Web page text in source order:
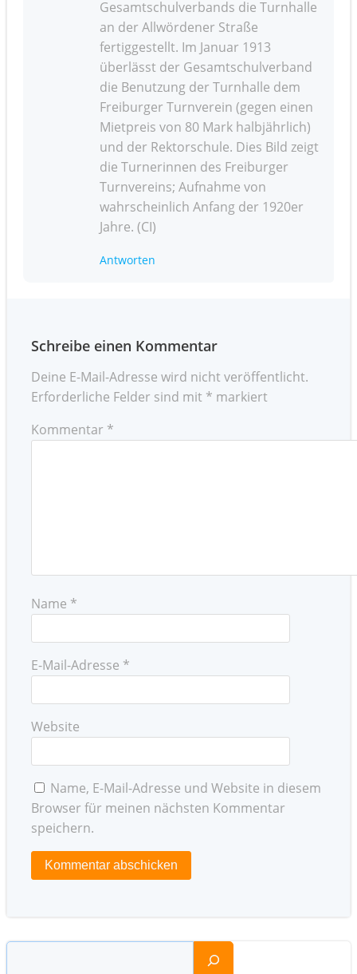
Gesamtschulverbands die Turnhalle
an der Allwördener Straße
fertiggestellt. Im Januar 1913
überlässt der Gesamtschulverband
die Benutzung der Turnhalle dem
Freiburger Turnverein (gegen einen
Mietpreis von 80 Mark halbjährlich)
und der Rektorschule. Dies Bild zeigt
die Turnerinnen des Freiburger
Turnvereins; Aufnahme von
wahrscheinlich Anfang der 1920er
Jahre. (CI)
Antworten
Schreibe einen Kommentar
Deine E-Mail-Adresse wird nicht veröffentlicht.
Erforderliche Felder sind mit * markiert
Kommentar *
Name *
E-Mail-Adresse *
Website
Name, E-Mail-Adresse und Website in diesem
Browser für meinen nächsten Kommentar
speichern.
Suchen